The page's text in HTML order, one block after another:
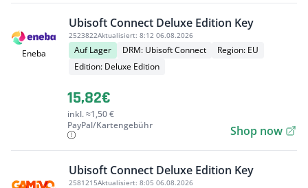
Eneba
Ubisoft Connect Deluxe Edition Key
2523822Aktualisiert: 8:12 06.08.2026
Auf Lager DRM: Ubisoft Connect
Region: EU
Edition: Deluxe Edition
15,82€
inkl. ≈1,50 €
PayPal/Kartengebühr
Shop now
Ubisoft Connect Deluxe Edition Key
2581215Aktualisiert: 8:05 06.08.2026